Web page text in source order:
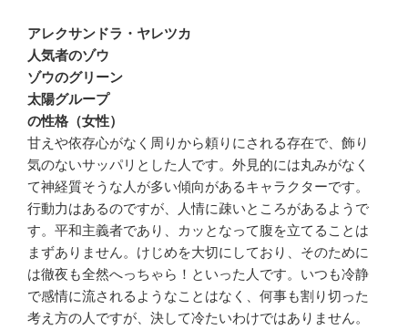
アレクサンドラ・ヤレツカ
人気者のゾウ
ゾウのグリーン
太陽グループ
の性格（女性）
甘えや依存心がなく周りから頼りにされる存在で、飾り
気のないサッパリとした人です。外見的には丸みがなく
て神経質そうな人が多い傾向があるキャラクターです。
行動力はあるのですが、人情に疎いところがあるようで
す。平和主義者であり、カッとなって腹を立てることは
まずありません。けじめを大切にしており、そのために
は徹夜も全然へっちゃら！といった人です。いつも冷静
で感情に流されるようなことはなく、何事も割り切った
考え方の人ですが、決して冷たいわけではありません。